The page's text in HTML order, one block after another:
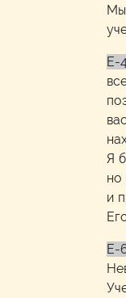
E-
Я
но
и
E-